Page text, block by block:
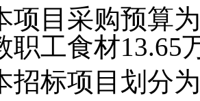
项目采购预算为
职工食材13.65
招标项目划分为